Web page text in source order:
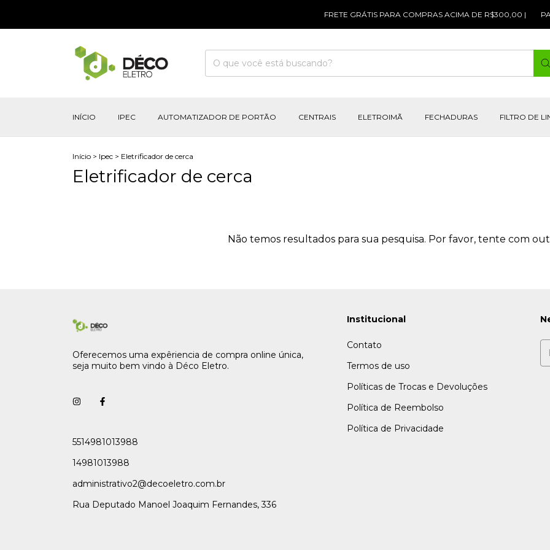
FRETE GRÁTIS PARA COMPRAS ACIMA DE R$300,00 |
INÍCIO IPEC AUTOMATIZADOR DE PORTÃO CENTRAIS ELETROIMÃ FECHADURAS FILTRO DE
Início > Ipec > Eletrificador de cerca
Eletrificador de cerca
Não temos resultados para sua pesquisa. Por favor, tente com
Oferecemos uma expêriencia de compra online única,
seja muito bem vindo à Déco Eletro.
5514981013988
14981013988
administrativo2@decoeletro.com.br
Rua Deputado Manoel Joaquim Fernandes, 336
Institucional
Contato
Termos de uso
Políticas de Trocas e Devoluções
Política de Reembolso
Política de Privacidade